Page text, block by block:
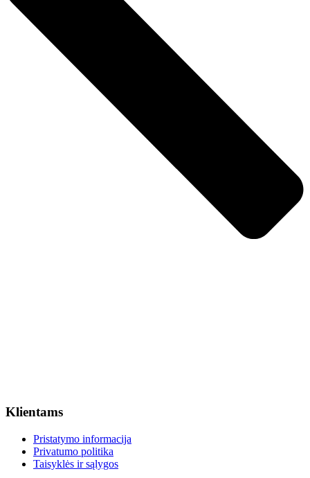
Klientams
Pristatymo informacija
Privatumo politika
Taisyklės ir sąlygos